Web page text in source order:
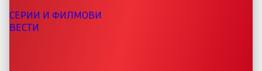
СЕРИИ И ФИЛМОВИ
ВЕСТИ